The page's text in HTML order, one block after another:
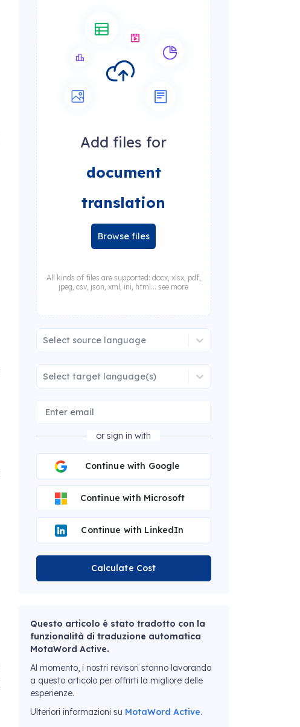
Add files for
document
translation
Browse files
All kinds of files are supported: docx, xlsx, pdf,
jpeg, csv, json, xml, ini, html... see more
Select source language
Select target language(s)
or sign in with
Continue with Google
Continue with Microsoft
Continue with LinkedIn
Calculate Cost
Questo articolo è stato tradotto con la
funzionalità di traduzione automatica
MotaWord Active.
Al momento, i nostri revisori stanno lavorando
a questo articolo per offrirti la migliore delle
esperienze.
Ulteriori informazioni su MotaWord Active.